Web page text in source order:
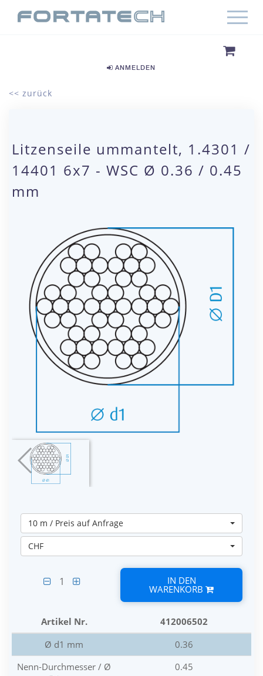
ANMELDEN
<< zurück
Litzenseile ummantelt, 1.4301 /
14401 6x7 - WSC Ø 0.36 / 0.45
mm
10 m / Preis auf Anfrage
CHF
1 IN DEN
WARENKORB
Artikel Nr.
412006502
Ø d1 mm
0.36
Nenn-Durchmesser / Ø
0.45